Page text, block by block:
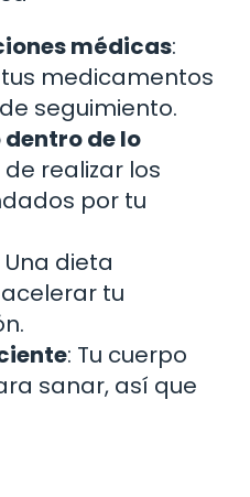
médicas:
medicamentos
seguimiento.
de lo
realizar los
por tu
Una dieta
tu
: Tu cuerpo
sanar, así que